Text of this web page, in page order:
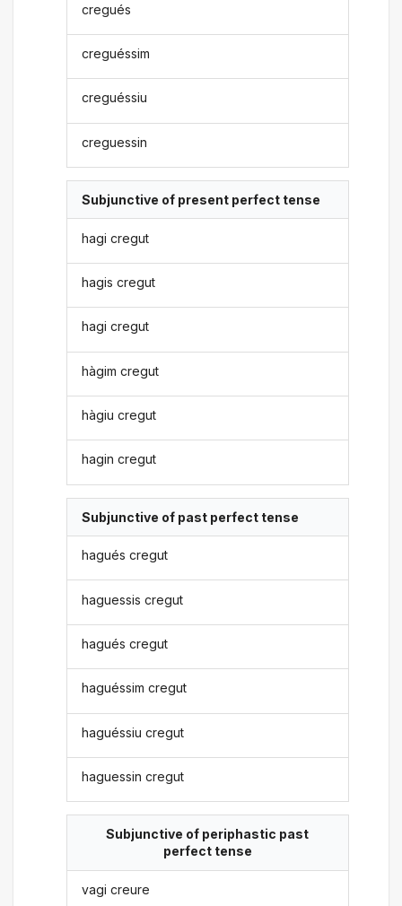
cregués
creguéssim
creguéssiu
creguessin
Subjunctive of present perfect tense
hagi cregut
hagis cregut
hagi cregut
hàgim cregut
hàgiu cregut
hagin cregut
Subjunctive of past perfect tense
hagués cregut
haguessis cregut
hagués cregut
haguéssim cregut
haguéssiu cregut
haguessin cregut
Subjunctive of periphastic past
perfect tense
vagi creure